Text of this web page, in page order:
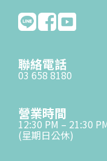
聯絡電話
03 658 8180
營業時間
12:30 PM – 21:30
(星期日公休)